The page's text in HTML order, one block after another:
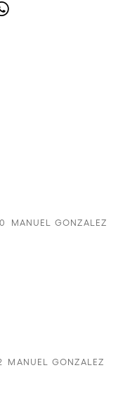
MANUEL GONZALEZ
MANUEL GONZALEZ